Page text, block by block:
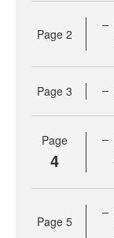
Page 2
Page 3
Page
4
Page 5